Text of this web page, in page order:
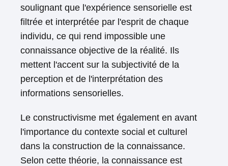
soulignant que l'expérience sensorielle est
filtrée et interprétée par l'esprit de chaque
individu, ce qui rend impossible une
connaissance objective de la réalité. Ils
mettent l'accent sur la subjectivité de la
perception et de l'interprétation des
informations sensorielles.
Le constructivisme met également en avant
l'importance du contexte social et culturel
dans la construction de la connaissance.
Selon cette théorie, la connaissance est